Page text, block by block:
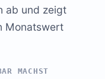
ab und zeigt
Monatswert
MACHST